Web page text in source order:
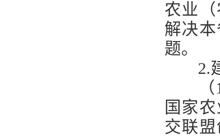
农业
解决
题。
2.
国家
交联